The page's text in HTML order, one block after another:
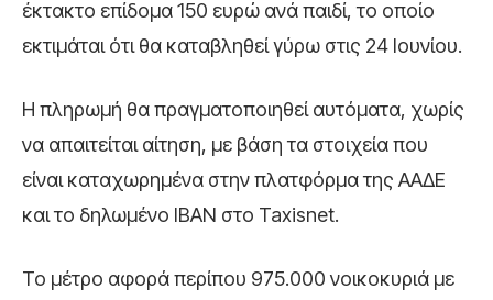
έκτακτο επίδομα 150 ευρώ ανά παιδί, το οποίο
εκτιμάται ότι θα καταβληθεί γύρω στις 24 Ιουνίου.
Η πληρωμή θα πραγματοποιηθεί αυτόματα, χωρίς
να απαιτείται αίτηση, με βάση τα στοιχεία που
είναι καταχωρημένα στην πλατφόρμα της ΑΑΔΕ
και το δηλωμένο IBAN στο Taxisnet.
Το μέτρο αφορά περίπου 975.000 νοικοκυριά με